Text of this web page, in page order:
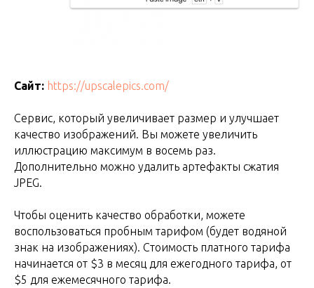
Сайт: https://upscalepics.com/
Сервис, который увеличивает размер и улучшает
качество изображений. Вы можете увеличить
иллюстрацию максимум в восемь раз.
Дополнительно можно удалить артефакты сжатия
JPEG.
Чтобы оценить качество обработки, можете
воспользоваться пробным тарифом (будет водяной
знак на изображениях). Стоимость платного тарифа
начинается от $3 в месяц для ежегодного тарифа, от
$5 для ежемесячного тарифа.